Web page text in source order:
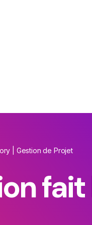
| Gestion de Projet
fait